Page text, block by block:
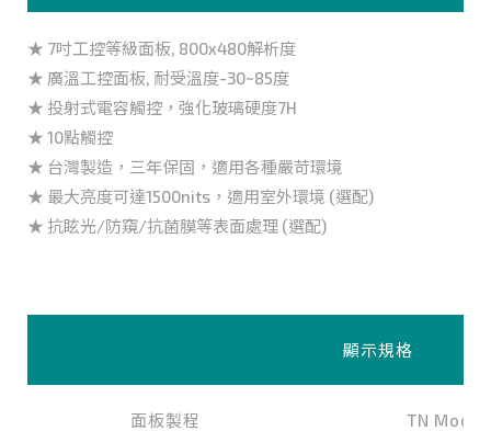
★ 7吋工控等級面板, 800x480解析度
★ 廣溫工控面板, 耐受溫度-30~85度
★ 投射式電容觸控，強化玻璃硬度7H
★ 10點觸控
★ 台灣製造，三年保固，適用各種嚴苛環境
★ 最大亮度可達1500nits，適用室外環境 (選配)
★ 抗眩光/防窺/抗菌膜等表面處理 (選配)
顯示規格
面板製程 TN